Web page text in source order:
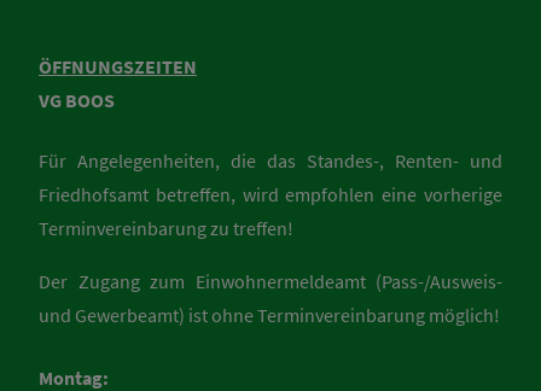
ÖFFNUNGSZEITEN
VG BOOS
Für Angelegenheiten, die das Standes-, Renten- und
Friedhofsamt betreffen, wird empfohlen eine vorherige
Terminvereinbarung zu treffen!
Der Zugang zum Einwohnermeldeamt (Pass-/Ausweis-
und Gewerbeamt) ist ohne Terminvereinbarung möglich!
Montag: